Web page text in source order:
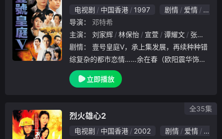
电视剧 中国香港 1997 剧情 爱情
犯罪
导演：
邓特希
主演：
刘家辉 林保怡 宣萱 谭耀文 张松枝
剧情：
综复杂的都市恋情……余在春（欧阳震华饰）
婚姻失败后，先遇上独立坚强的夔或蕌（盖鸣
晖饰），不久，春因调查一好友客死异乡的原
立即播放
烈火雄心2
电视剧 中国香港 2002 剧情 爱情 香港
全35集